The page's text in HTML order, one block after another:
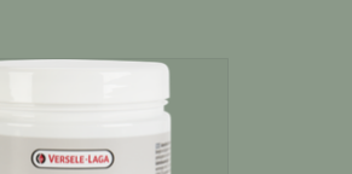
biergist - 500 G
AAN WINKELWAGEN